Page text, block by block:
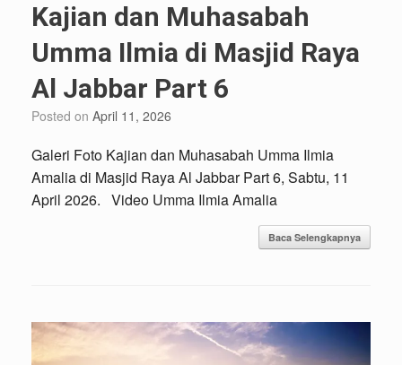
Kajian dan Muhasabah
Umma Ilmia di Masjid Raya
Al Jabbar Part 6
Posted on April 11, 2026
Galeri Foto Kajian dan Muhasabah Umma Ilmia
Amalia di Masjid Raya Al Jabbar Part 6, Sabtu, 11
April 2026. Video Umma Ilmia Amalia
Baca Selengkapnya